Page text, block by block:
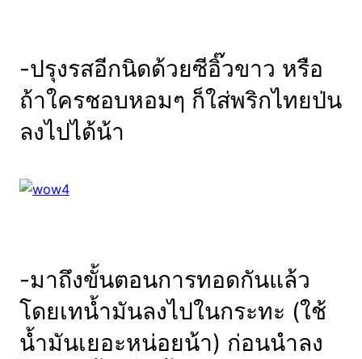
-ปรุงรสอีกนิดด้วยซีอิ๊วขาว หรือ
ถ้าใครชอบหอมๆ ก็ใส่พริกไทยป่น
ลงไปได้น้า
-มาถึงขั้นตอนการทอดกันแล้ว
โดยเทน้ำมันลงไปในกระทะ (ใช้
น้ำมันเยอะหน่อยน้า) ก่อนนำลง